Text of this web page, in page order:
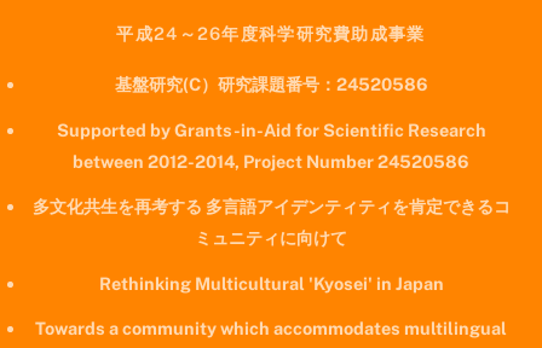
平成24～26年度科学研究費助成事業
基盤研究(C）研究課題番号：24520586
Supported by Grants-in-Aid for Scientific Research
between 2012-2014, Project Number 24520586
多文化共生を再考する 多言語アイデンティティを肯定できるコ
ミュニティに向けて
Rethinking Multicultural 'Kyosei' in Japan
Towards a community which accommodates multilingual